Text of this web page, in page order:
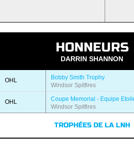
HONNEURS
DARRIN SHANNON
OHL
Bobby Smith Trophy
Windsor Spitfires
OHL
Coupe Memorial - Equipe
Windsor Spitfires
TROPHÉES DE LA LNH